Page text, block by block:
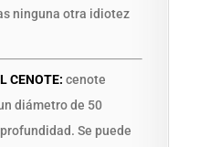
ninguna otra idiotez
CENOTE: cenote
diámetro de 50
Se puede